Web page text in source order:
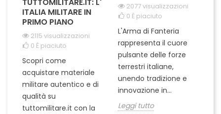
ITALIA MILITARE IN
PRIMO PIANO
2115 visualizzazioni
0 È piaciuto
Scopri come
acquistare materiale
militare autentico e di
qualità su
tuttomilitare.it con la
2077 visualizzazioni
0 È piaciuto
L'Arma di Fanteria
rappresenta il cuore
pulsante delle forze
terrestri italiane,
unendo tradizione e
innovazione in...
Leggi tutto